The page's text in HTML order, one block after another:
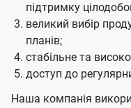
підтримку
великий вибір
планів;
стабільне та
доступ до
Наша компанія